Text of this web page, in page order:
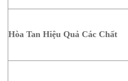
Hòa Tan Hiệu Quả Các Chất